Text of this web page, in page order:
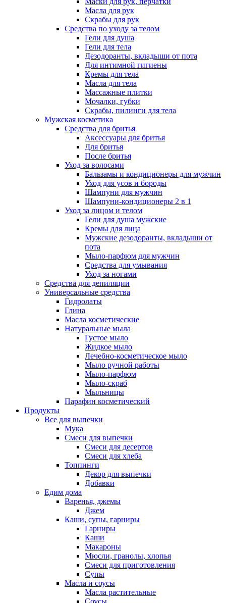
Масла для рук
Скрабы для рук
Средства по уходу за телом
Гели для душа
Гели для тела
Дезодоранты, вкладыши от пота
Для интимной гигиены
Кремы для тела
Масла для тела
Массажные плитки
Мочалки, губки
Скрабы, пилинги для тела
Мужская косметика
Средства для бритья
Аксессуары для бритья
Для бритья
После бритья
Уход за волосами
Бальзамы и кондиционеры для мужчин
Уход для усов и бороды
Шампуни для мужчин
Шампуни-кондиционеры 2 в 1
Уход за лицом и телом
Гели для душа мужские
Кремы для лица
Мужские дезодоранты, вкладыши от
пота
Мыло-парфюм для мужчин
Средства для умывания
Уход за ногами
Средства для депиляции
Универсальные средства
Гидролаты
Глина
Масла косметические
Натуральные мыла
Густое мыло
Жидкое мыло
Лечебно-косметическое мыло
Мыло ручной работы
Мыло-парфюм
Мыло-скраб
Мыльницы
Парафин косметический
Продукты
Все для выпечки
Мука
Смеси для выпечки
Смеси для десертов
Смеси для хлеба
Топпинги
Декор для выпечки
Добавки
Едим дома
Варенья, джемы
Джем
Каши, супы, гарниры
Гарниры
Каши
Макароны
Мюсли, гранолы, хлопья
Смеси для приготовления
Супы
Масла и соусы
Масла растительные
Соусы